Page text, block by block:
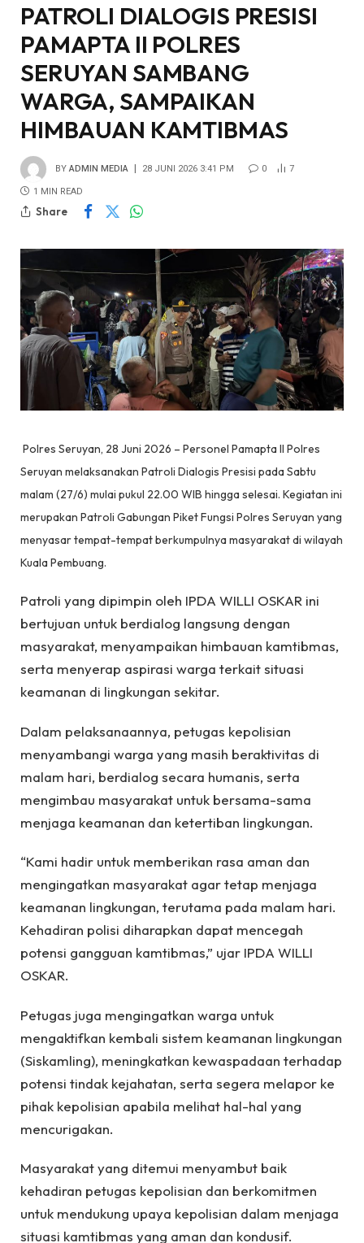
PATROLI DIALOGIS PRESISI
PAMAPTA II POLRES
SERUYAN SAMBANG
WARGA, SAMPAIKAN
HIMBAUAN KAMTIBMAS
BY ADMIN MEDIA 28 JUNI 2026 3:41 PM 0 7
1 MIN READ
Share
Polres Seruyan, 28 Juni 2026 – Personel Pamapta II Polres
Seruyan melaksanakan Patroli Dialogis Presisi pada Sabtu
malam (27/6) mulai pukul 22.00 WIB hingga selesai. Kegiatan ini
merupakan Patroli Gabungan Piket Fungsi Polres Seruyan yang
menyasar tempat-tempat berkumpulnya masyarakat di wilayah
Kuala Pembuang.
Patroli yang dipimpin oleh IPDA WILLI OSKAR ini
bertujuan untuk berdialog langsung dengan
masyarakat, menyampaikan himbauan kamtibmas,
serta menyerap aspirasi warga terkait situasi
keamanan di lingkungan sekitar.
Dalam pelaksanaannya, petugas kepolisian
menyambangi warga yang masih beraktivitas di
malam hari, berdialog secara humanis, serta
mengimbau masyarakat untuk bersama-sama
menjaga keamanan dan ketertiban lingkungan.
“Kami hadir untuk memberikan rasa aman dan
mengingatkan masyarakat agar tetap menjaga
keamanan lingkungan, terutama pada malam hari.
Kehadiran polisi diharapkan dapat mencegah
potensi gangguan kamtibmas,” ujar IPDA WILLI
OSKAR.
Petugas juga mengingatkan warga untuk
mengaktifkan kembali sistem keamanan lingkungan
(Siskamling), meningkatkan kewaspadaan terhadap
potensi tindak kejahatan, serta segera melapor ke
pihak kepolisian apabila melihat hal-hal yang
mencurigakan.
Masyarakat yang ditemui menyambut baik
kehadiran petugas kepolisian dan berkomitmen
untuk mendukung upaya kepolisian dalam menjaga
situasi kamtibmas yang aman dan kondusif.